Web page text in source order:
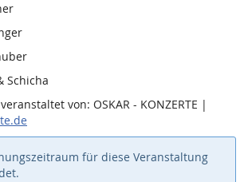
Schicha
von: OSKAR - KONZERTE |
für diese Veranstaltung